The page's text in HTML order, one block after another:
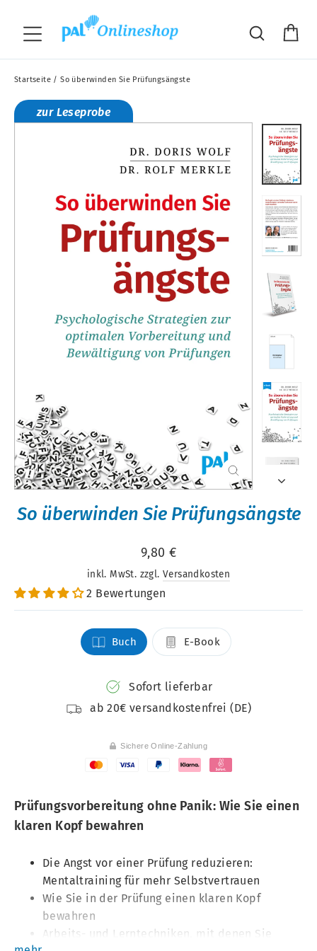
Inhalt
Seitennavigation Suche
Startseite / So überwinden Sie Prüfungsängste
zur Leseprobe
Schließen
(Esc)
So überwinden Sie Prüfungsängste
Normaler
Preis
9,80 €
inkl. MwSt. zzgl. Versandkosten
2 Bewertungen
Buch E-Book
Sofort lieferbar
ab 20€ versandkostenfrei (DE)
Sichere Online-Zahlung
Prüfungsvorbereitung ohne Panik: Wie Sie einen
klaren Kopf bewahren
Die Angst vor einer Prüfung reduzieren:
Mentaltraining für mehr Selbstvertrauen
Wie Sie in der Prüfung einen klaren Kopf
bewahren
Arbeits- und Lerntechniken, mit denen Sie